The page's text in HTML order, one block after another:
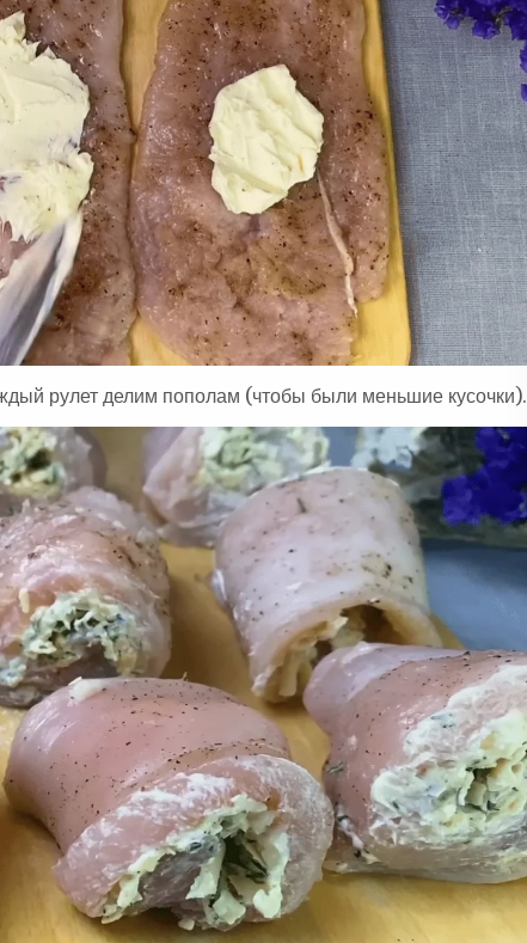
рулет делим пополам (чтобы были меньшие кусочки).